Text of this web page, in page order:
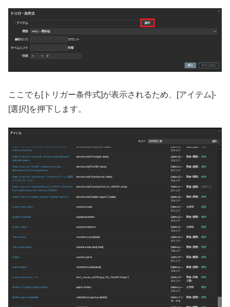
ここでも[トリガー条件式]が表示されるため、[アイテム]-
[選択]を押下します。